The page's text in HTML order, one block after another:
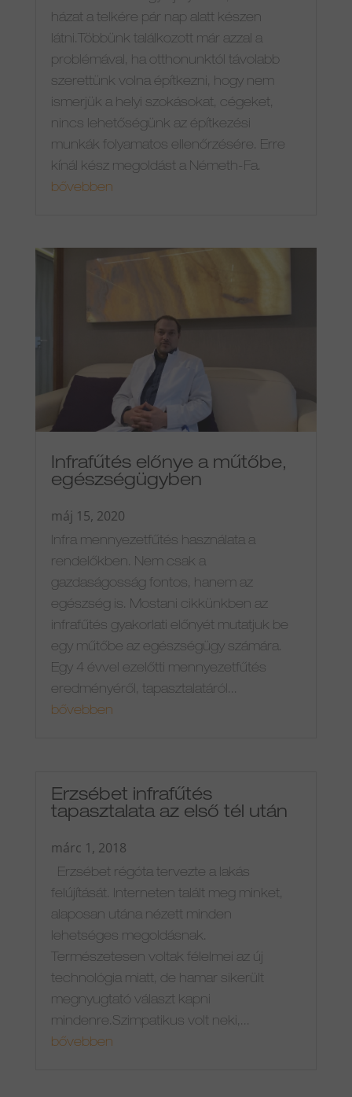
házat a telkére pár nap alatt készen
látni.Többünk találkozott már azzal a
problémával, ha otthonunktól távolabb
szerettünk volna építkezni, hogy nem
ismerjük a helyi szokásokat, cégeket,
nincs lehetőségünk az építkezési
munkák folyamatos ellenőrzésére. Erre
kínál kész megoldást a Németh-Fa.
bővebben
Infrafűtés előnye a műtőbe,
egészségügyben
máj 15, 2020
Infra mennyezetfűtés használata a
rendelőkben. Nem csak a
gazdaságosság fontos, hanem az
egészség is. Mostani cikkünkben az
infrafűtés gyakorlati előnyét mutatjuk be
egy műtőbe az egészségügy számára.
Egy 4 évvel ezelőtti mennyezetfűtés
eredményéről, tapasztalatáról...
bővebben
Erzsébet infrafűtés
tapasztalata az első tél után
márc 1, 2018
Erzsébet régóta tervezte a lakás
felújítását. Interneten talált meg minket,
alaposan utána nézett minden
lehetséges megoldásnak.
Természetesen voltak félelmei az új
technológia miatt, de hamar sikerült
megnyugtató választ kapni
mindenre.Szimpatikus volt neki,...
bővebben